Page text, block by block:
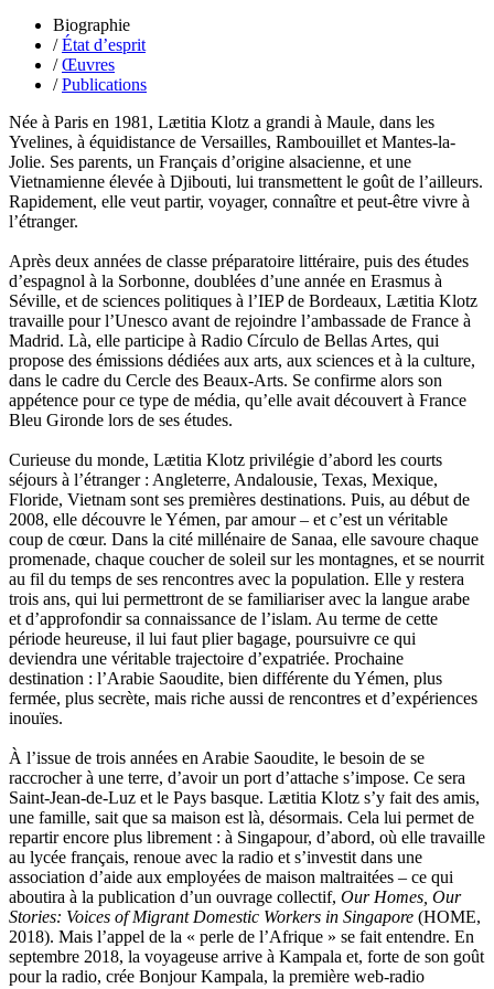
Lodoidamba Chadraabalyn
Loireau Alexis
Loquet Denis
Lutz Philippe
Manoukian Patrick
Marcel Patrick
Marthaler Claude
Mathé Brian
Mathieu Sandra
Monchaud Morgan
Mouginet Xavier
Moullec Christian
Muller Victor
Neyret Pierre
Neyroud Michel
Nicolas Philippe
Niveau Stéphane
Noacco Cristina
Nodet Mariette
Nodet Philippe
Ollivier-Henry Jocelyne
Olmedo Éric
Pacquier Thierry
Pajetnov Valentin
Pastureau Jean
Pavie Auguste
Pelcat Armelle
Peltier Julien
Pinchon Emmanuel
Pitiot Michaël
Pitras Olivier
Poncins Gontran de
Poulle Marie-Lazarine
Poussin Alexandre
Prjevalski Nikolaï
Quierzy Pauline
Raffard Matthieu
Rasse Rémy
Ravel Patrice de
Revel Luc de
Ripart Jacqueline
Rizzato Tullio
Rochez Carine
Biographie
/État d’esprit
/Œuvres
/Publications
Née à Paris en 1981, Lætitia Klotz a grandi à Maule, dans les
Yvelines, à équidistance de Versailles, Rambouillet et Mantes-la-
Jolie. Ses parents, un Français d’origine alsacienne, et une
Vietnamienne élevée à Djibouti, lui transmettent le goût de l’ailleurs.
Rapidement, elle veut partir, voyager, connaître et peut-être vivre à
l’étranger.
Après deux années de classe préparatoire littéraire, puis des études
d’espagnol à la Sorbonne, doublées d’une année en Erasmus à
Séville, et de sciences politiques à l’IEP de Bordeaux, Lætitia Klotz
travaille pour l’Unesco avant de rejoindre l’ambassade de France à
Madrid. Là, elle participe à Radio Círculo de Bellas Artes, qui
propose des émissions dédiées aux arts, aux sciences et à la culture,
dans le cadre du Cercle des Beaux-Arts. Se confirme alors son
appétence pour ce type de média, qu’elle avait découvert à France
Bleu Gironde lors de ses études.
Curieuse du monde, Lætitia Klotz privilégie d’abord les courts
séjours à l’étranger : Angleterre, Andalousie, Texas, Mexique,
Floride, Vietnam sont ses premières destinations. Puis, au début de
2008, elle découvre le Yémen, par amour – et c’est un véritable
coup de cœur. Dans la cité millénaire de Sanaa, elle savoure chaque
promenade, chaque coucher de soleil sur les montagnes, et se nourrit
au fil du temps de ses rencontres avec la population. Elle y restera
trois ans, qui lui permettront de se familiariser avec la langue arabe
et d’approfondir sa connaissance de l’islam. Au terme de cette
période heureuse, il lui faut plier bagage, poursuivre ce qui
deviendra une véritable trajectoire d’expatriée. Prochaine
destination : l’Arabie Saoudite, bien différente du Yémen, plus
fermée, plus secrète, mais riche aussi de rencontres et d’expériences
inouïes.
À l’issue de trois années en Arabie Saoudite, le besoin de se
raccrocher à une terre, d’avoir un port d’attache s’impose. Ce sera
Saint-Jean-de-Luz et le Pays basque. Lætitia Klotz s’y fait des amis,
une famille, sait que sa maison est là, désormais. Cela lui permet de
repartir encore plus librement : à Singapour, d’abord, où elle travaille
au lycée français, renoue avec la radio et s’investit dans une
association d’aide aux employées de maison maltraitées – ce qui
aboutira à la publication d’un ouvrage collectif, Our Homes, Our
Stories: Voices of Migrant Domestic Workers in Singapore (HOME,
2018). Mais l’appel de la « perle de l’Afrique » se fait entendre. En
septembre 2018, la voyageuse arrive à Kampala et, forte de son goût
pour la radio, crée Bonjour Kampala, la première web-radio